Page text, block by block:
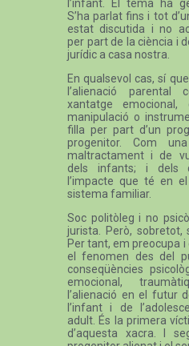
l’infant. El tema ha
S’ha parlat fins i tot
estat discutida i no
per part de la ciència i
jurídic a casa nostra.
En qualsevol cas, sí
l’alienació
xantatge
manipulació o
filla per part d’un
progenitor. Com
maltractament i de
dels infants; i dels
l’impacte que té en
sistema familiar.
Soc politòleg i no
jurista. Però, sobretot,
Per tant, em preocupa
el fenomen des del
conseqüències
emocional,
l’alienació en el futur
l’infant i de
adult. És la primera
d’aquesta xacra. I